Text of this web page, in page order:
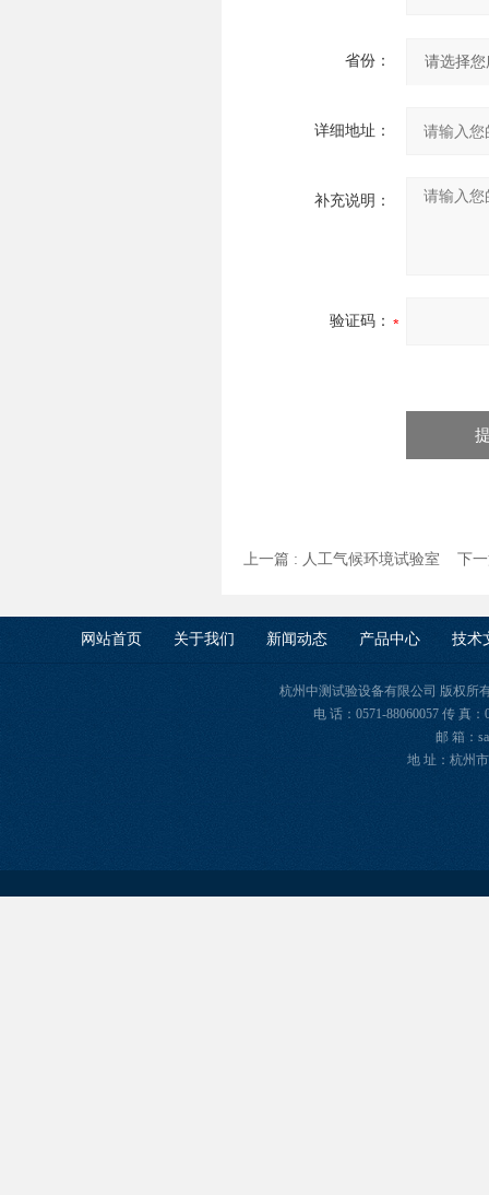
省份：
详细地址：
补充说明：
验证码：
上一篇 : 人工气候环境试验室 下
网站首页 关于我们 新闻动态 产品中心 技术
杭州中测试验设备有限公司 版权所
电 话：0571-88060057 传 真
邮 箱：
地 址：杭州